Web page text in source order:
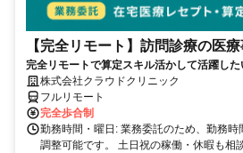
【完全リモート】訪問診療の医
完全リモートで算定スキル活かして活躍し
完全リモート｜在宅医療レセプト算定（成果
株式会社クラウドクリニック
フルリモート
完全歩合制
勤務時間・曜日: 業務委託のため、勤務
調整可能です。 土日祝の稼働・休暇も相